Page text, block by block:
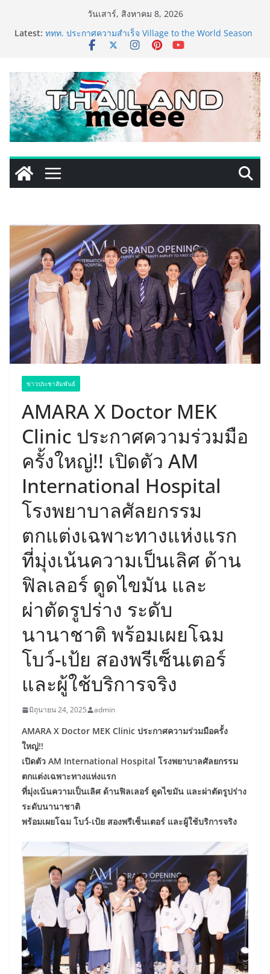
วันเสาร์, สิงหาคม 8, 2026
Latest: ททท. ประกาศความสำเร็จ Village to the World Season
5 ผนึก 9 พันธมิตร ขับเคลื่อน ESG Tourism สืบสานพระ
เหิงลี่ แมนูแฟคเจอริ่ง เทคโนโลยี (ไทยแลนด์) เปิดโรงงาน
แห่งใหม่ในชลบุรี เดินหน้าขยายฐานการผลิตสู่เอเชียตะวัน
ออกเฉียงใต้ เสริมแกร่งยุทธศาสตร์ระดับโลก
TECNO ประกาศทรานส์ฟอร์มจากเกมมิ่งโฟน สู่ไลฟ์สไตล์
แฟชั่นไอเท็ม เสิร์ฟใหญ่ปักหมุดแลนมาร์คใหม่กลางสถานี
MRT วาง POVA 8 Series จุดเริ่มต้นครั้งสำคัญ
PIPPER STANDARD® เปิดตัวแชมพูอาบน้ำ และ โฟมอาบ
แห้งสัตว์เลี้ยง ชูนวัตกรรมพลังธรรมชาติ “Zero-Residue”
เลียขนได้ ปลอดภัย ไร้สารตกค้าง
เริ่มแล้ว! อ.ต.ก.แฟร์ 4 ภาค @ภาคกลาง “มนต์เสน่ห์เกษตร
ไทย สู่ใจกลางมหานคร” ชวนชิม ช้อป สินค้าเกษตร
ข่าวประชาสัมพันธ์
AMARA X Doctor MEK
Clinic ประกาศความร่วมมือ
ครั้งใหญ่!! เปิดตัว AM
International Hospital
โรงพยาบาลศัลยกรรม
ตกแต่งเฉพาะทางแห่งแรก
ที่มุ่งเน้นความเป็นเลิศ ด้าน
ฟิลเลอร์ ดูดไขมัน และ
ผ่าตัดรูปร่าง ระดับ
นานาชาติ พร้อมเผยโฉม
โบว์-เป้ย สองพรีเซ็นเตอร์
และผู้ใช้บริการจริง
มิถุนายน 24, 2025 admin
AMARA X Doctor MEK Clinic ประกาศความร่วมมือครั้ง
ใหญ่!!
เปิดตัว AM International Hospital โรงพยาบาลศัลยกรรม
ตกแต่งเฉพาะทางแห่งแรก
ที่มุ่งเน้นความเป็นเลิศ ด้านฟิลเลอร์ ดูดไขมัน และผ่าตัดรูปร่าง
ระดับนานาชาติ
พร้อมเผยโฉม โบว์-เป้ย สองพรีเซ็นเตอร์ และผู้ใช้บริการจริง